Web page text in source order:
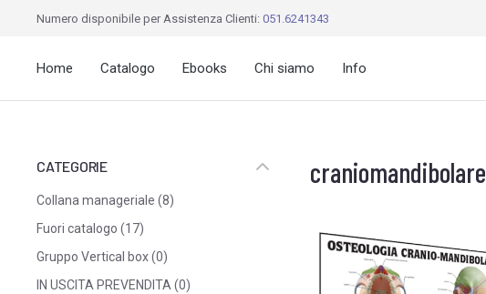
Numero disponibile per Assistenza Clienti: 051.6241343
Home Catalogo Ebooks Chi siamo Info
CATEGORIE
Collana manageriale (8)
Fuori catalogo (17)
Gruppo Vertical box(0)
IN USCITA PREVENDITA (0)
craniomandibolare